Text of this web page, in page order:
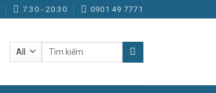
7:30 - 20:30 0901 49 7771
Tìm